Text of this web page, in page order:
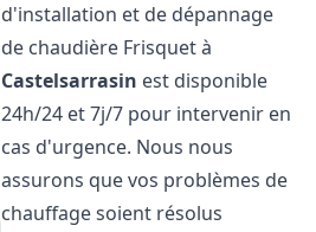
d'installation et de dépannage
de chaudière Frisquet à
Castelsarrasin est disponible
24h/24 et 7j/7 pour intervenir en
cas d'urgence. Nous nous
assurons que vos problèmes de
chauffage soient résolus